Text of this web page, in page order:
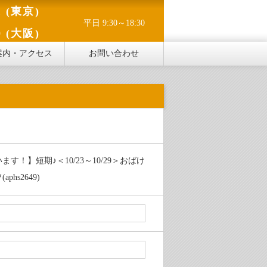
(東京)
(大阪)
平日 9:30～18:30
内・アクセス お問い合わせ
す！】短期♪＜10/23～10/29＞おばけ